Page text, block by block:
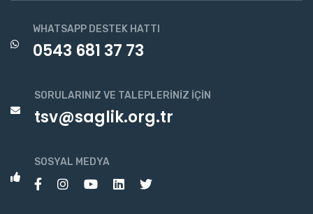
WHATSAPP DESTEK HATTI
0543 681 37 73
SORULARINIZ VE TALEPLERINIZ İÇIN
tsv@saglik.org.tr
SOSYAL MEDYA